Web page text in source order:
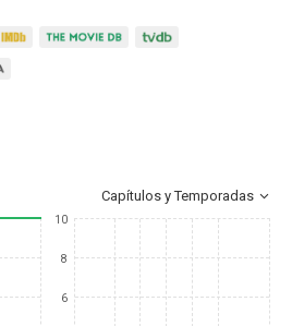
Capítulos y Temporadas
10
8
6